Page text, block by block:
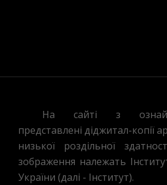
На сайті з
представлені діджитал-копії
низької роздільної
зображення належать
України (далі - Інститут).